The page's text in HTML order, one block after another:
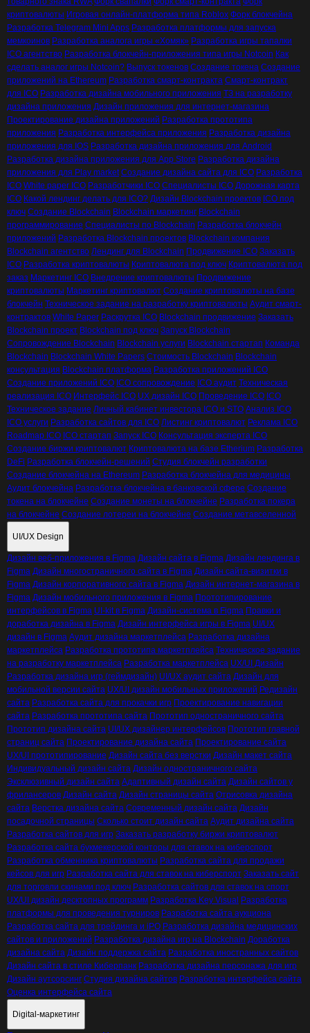
криптовалюты Игровая онлайн-платформа типа Roblox Форк блокчейна
Разработка Telegram Mini Apps Разработка платформы для запуска
мемкоинов Разработка аналога игры «Хомяк» Разработка игры тапалки
ICO агентство Разработка блокчейн-приложения типа игры Notcoin Как
сделать аналог игры Notcoin? Выпуск токенов Создание токена Создание
приложений на Ethereum Разработка смарт-контракта Смарт-контракт
для ICO Разработка дизайна мобильного приложения ТЗ на разработку
дизайна приложения Дизайн приложения для интернет-магазина
Проектирование дизайна приложений Разработка прототипа
приложения Разработка интерфейса приложения Разработка дизайна
приложения для IOS Разработка дизайна приложения для Android
Разработка дизайна приложения для App Store Разработка дизайна
приложения для Play market Создание дизайна сайта для ICO Разработка
ICO White paper ICO Разработчики ICO Специалисты ICO Дорожная карта
ICO Какой лендинг делать для ICO? Дизайн Blockchain проектов ICO под
ключ Создание Blockchain Blockchain маркетинг Blockchain
программирование Специалисты по Blockchain Разработка блокчейн
приложений Разработка Blockchain проектов Blockchain компания
Blockchain агентство Лендинг для Blockchain Продвижение ICO Заказать
ICO Разработка криптовалюты Криптовалюта под ключ Криптовалюта под
заказ Маркетинг ICO Внедрение криптовалюты Продвижение
криптовалюты Маркетинг криптовалют Создание криптовалюты на базе
блокчейн Техническое задание на разработку криптовалюты Аудит смарт-
контрактов White Paper Раскрутка ICO Blockchain продвижение Заказать
Blockchain проект Blockchain под ключ Запуск Blockchain
Сопровождение Blockchain Blockchain услуги Blockchain стартап Команда
Blockchain Blockchain White Papers Стоимость Blockchain Blockchain
консультация Blockchain платформа Разработка приложений ICO
Создание приложений ICO ICO сопровождение ICO аудит Техническая
реализация ICO Интерфейс ICO UX дизайн ICO Проведение ICO ICO
Техническое задание Личный кабинет инвестора ICO и STO Анализ ICO
ICO услуги Разработка сайтов для ICO Листинг криптовалют Реклама ICO
Roadmap ICO ICO стартап Запуск ICO Консультация эксперта ICO
Создание биржи криптовалют Криптовалюта на базе Etherium Разработка
DeFi Разработка блокчейн-решений Студия блокчейн разработки
Создание блокчейна на Ethereum Разработка блокчейна для медицины
Аудит блокчейна Разработка блокчейна в банковской сфере Создание
токена на блокчейне Создание монеты на блокчейне Разработка покера
на блокчейне Создание лотереи на блокчейне Создание метавселенной
UI/UX Design
Дизайн веб-приложения в Figma Дизайн сайта в Figma Дизайн лендинга в
Figma Дизайн многостраничного сайта в Figma Дизайн сайта-визитки в
Figma Дизайн корпоративного сайта в Figma Дизайн интернет-магазина в
Figma Дизайн мобильного приложения в Figma Прототипирование
интерфейсов в Figma UI-kit в Figma Дизайн-система в Figma Правки и
доработка дизайна в Figma Дизайн интерфейса игры в Figma UI/UX
дизайн в Figma Аудит дизайна маркетплейса Разработка дизайна
маркетплейса Разработка прототипа маркетплейса Техническое задание
на разработку маркетплейса Разработка маркетплейса UX/UI Дизайн
Разработка дизайна игр (геймдизайн) UI/UX аудит сайта Дизайн для
мобильной версии сайта UX/UI дизайн мобильных приложений Редизайн
сайта Разработка сайта для прокачки игр Проектирование навигации
сайта Разработка прототипа сайта Прототип одностраничного сайта
Прототип дизайна сайта UI/UX дизайнер интерфейсов Прототип главной
страниц сайта Проектирование дизайна сайта Проектирование сайта
UX/UI прототипирование Дизайн сайта без верстки Дизайн макет сайта
Индивидуальный дизайн сайта Дизайн одностраничного сайта
Эксклюзивный дизайн сайта Адаптивный дизайн сайта Дизайн сайтов у
фрилансеров Дизайн сайта Дизайн страницы сайта Отрисовка дизайна
сайта Верстка дизайна сайта Современный дизайн сайта Дизайн
посадочной страницы Сколько стоит дизайн сайта Аудит дизайна сайта
Разработка сайтов для игр Заказать разработку биржи криптовалют
Разработка сайта букмекерской конторы для ставок на киберспорт
Разработка обменника криптовалюты Разработка сайта для продажи
кейсов для игр Разработка сайта для ставок на киберспорт Заказать сайт
для торговли скинами под ключ Разработка сайтов для ставок на спорт
UX/UI дизайн десктопных программ Разработка Key Visual Разработка
платформы для проведения турниров Разработка сайта аукциона
Разработка сайта для трейдинга и iPO Разработка дизайна медицинских
сайтов и приложений Разработка дизайна игр на Blockchain Доработка
дизайна сайта Дизайн поддержка сайта Разработка иностранных сайтов
Дизайн сайта в стиле Киберпанк Разработка дизайна персонажа для игр
Дизайн аутсорсинг Студия дизайна сайтов Разработка интерфейса сайта
Оценка интерфейса сайта
Digital-маркетинг